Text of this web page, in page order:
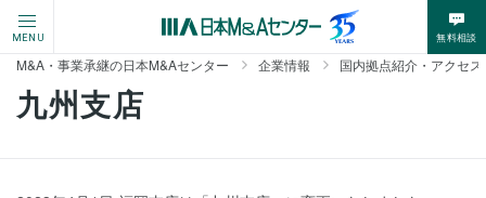
MENU 無料相談
M&A・事業承継の日本M&Aセンター 企業情報 国内拠点紹介・アクセス
九州支店